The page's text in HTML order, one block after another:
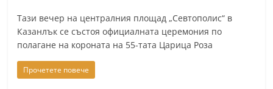
c
o
m
Тази вечер на централния площад „Севтополис“ в
Казанлък се състоя официалната церемония по
полагане на короната на 55-тата Царица Роза
Прочетете повече